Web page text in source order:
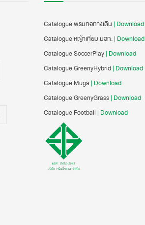
Catalogue พรมทอทางเดิน | Download
Catalogue หญ้าเทียม มอก.| Download
Catalogue SoccerPlay| Download
Catalogue GreenyHybrid| Download
Catalogue Muga | Download
Catalogue GreenyGrass| Download
Catalogue Football | Download